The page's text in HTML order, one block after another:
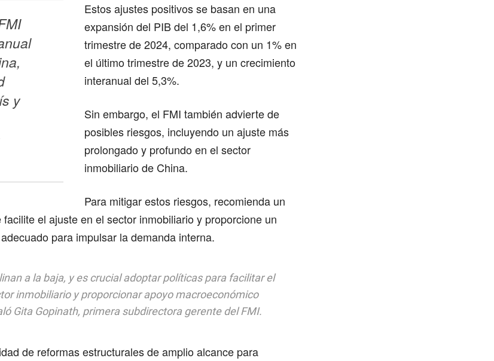
y
Estos ajustes positivos se basan en una
expansión del PIB del 1,6% en el primer
trimestre de 2024, comparado con un 1% en
el último trimestre de 2023, y un crecimiento
interanual del 5,3%.
Sin embargo, el FMI también advierte de
posibles riesgos, incluyendo un ajuste más
prolongado y profundo en el sector
inmobiliario de China.
Para mitigar estos riesgos, recomienda un
el ajuste en el sector inmobiliario y proporcione un
para impulsar la demanda interna.
a la baja, y es crucial adoptar políticas para facilitar el
inmobiliario y proporcionar apoyo macroeconómico
Gita Gopinath, primera subdirectora gerente del FMI.
de reformas estructurales de amplio alcance para